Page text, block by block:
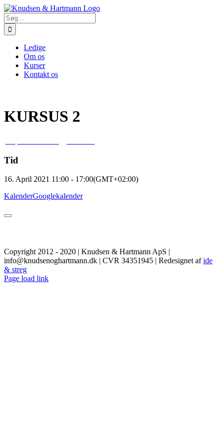
Skip
to
content
Søg
efter:
Ledige
Om os
Kurser
Kontakt os
KURSUS 2
Tid
16. April 2021 11:00 - 17:00(GMT+02:00)
KalenderGooglekalender
Copyright 2012 - 2020 | Knudsen & Hartmann ApS |
info@knudsenoghartmann.dk | CVR 34351945 | Redesignet afide
& streg
Facebook
Page load link